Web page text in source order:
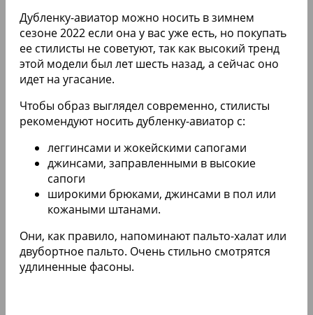
Дубленку-авиатор можно носить в зимнем
сезоне 2022 если она у вас уже есть, но покупать
ее стилисты не советуют, так как высокий тренд
этой модели был лет шесть назад, а сейчас оно
идет на угасание.
Чтобы образ выглядел современно, стилисты
рекомендуют носить дубленку-авиатор с:
леггинсами и жокейскими сапогами
джинсами, заправленными в высокие
сапоги
широкими брюками, джинсами в пол или
кожаными штанами.
Они, как правило, напоминают пальто-халат или
двубортное пальто. Очень стильно смотрятся
удлиненные фасоны.